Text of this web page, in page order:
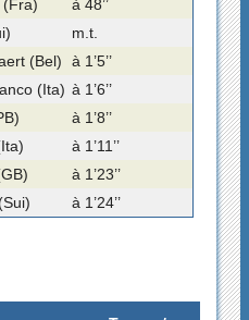
(Fra)
à 48’’
m.t.
(Bel)
à 1’5’’
(Ita) à 1’6’’
à 1’8’’
à 1’11’’
à 1’23’’
à 1’24’’